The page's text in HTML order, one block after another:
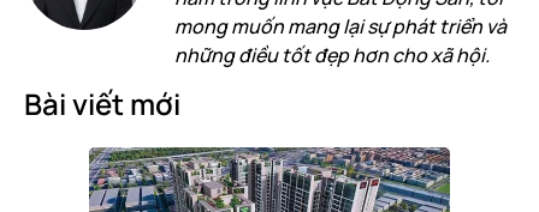
mong muốn mang lại sự phát triển và
những điều tốt đẹp hơn cho xã hội.
Bài viết mới